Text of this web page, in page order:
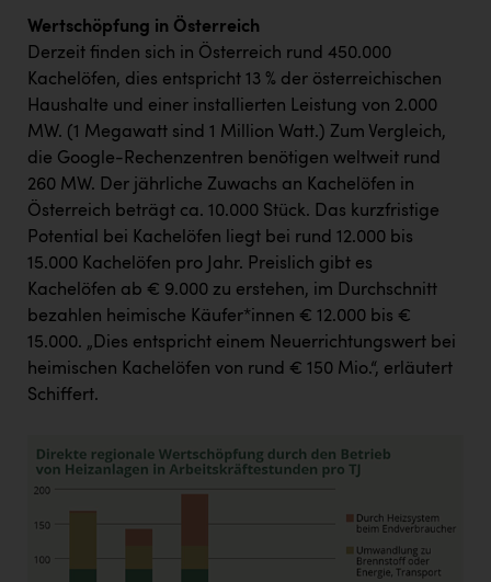
TGW Logistics
TRAILOMAT & Cycling Austria
VERITAS
Vier Diamanten
Vorlagenportal
Wirtschaftskammer OÖ
ZULuft - Zukunft Luft Austria
Österreichisches Hebammengremium
Wirtschaftskammer OÖ Energiehandel
Dopgas
Wertschöpfung in Österreich
Derzeit finden sich in Österreich rund 450.000
Kachelöfen, dies entspricht 13 % der österreichischen
Haushalte und einer installierten Leistung von 2.000
MW. (1 Megawatt sind 1 Million Watt.) Zum Vergleich,
die Google-Rechenzentren benötigen weltweit rund
260 MW. Der jährliche Zuwachs an Kachelöfen in
Österreich beträgt ca. 10.000 Stück. Das kurzfristige
Potential bei Kachelöfen liegt bei rund 12.000 bis
15.000 Kachelöfen pro Jahr. Preislich gibt es
Kachelöfen ab € 9.000 zu erstehen, im Durchschnitt
bezahlen heimische Käufer*innen € 12.000 bis €
15.000. „Dies entspricht einem Neuerrichtungswert bei
heimischen Kachelöfen von rund € 150 Mio.“, erläutert
Schiffert.